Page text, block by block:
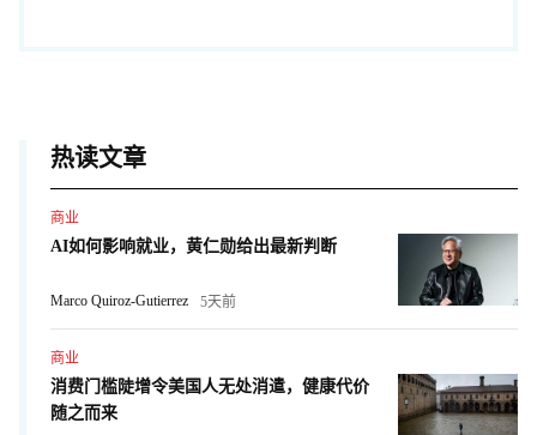
热读文章
商业
AI如何影响就业，黄仁勋给出最新判断
Marco Quiroz-Gutierrez 5天前
商业
消费门槛陡增令美国人无处消遣，健康代价
随之而来